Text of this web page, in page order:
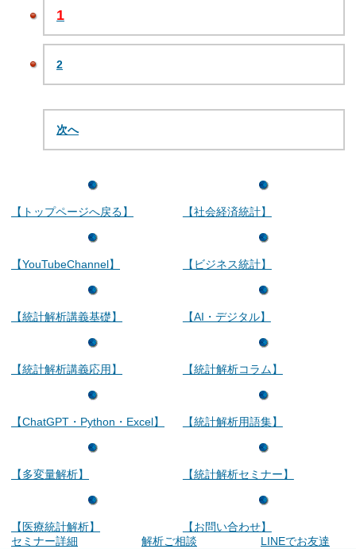
1
2
次へ
【トップページへ戻る】
【YouTubeChannel】
【統計解析講義基礎】
【統計解析講義応用】
【ChatGPT・Python・Excel】
【多変量解析】
【医療統計解析】
【社会経済統計】
【ビジネス統計】
【AI・デジタル】
【統計解析コラム】
【統計解析用語集】
【統計解析セミナー】
【お問い合わせ】
セミナー詳細
解析ご相談 LINEでお友達